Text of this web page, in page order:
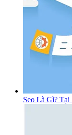
Seo Là Gì? Tại